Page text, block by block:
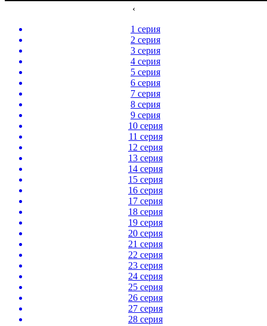
‹
1 серия
2 серия
3 серия
4 серия
5 серия
6 серия
7 серия
8 серия
9 серия
10 серия
11 серия
12 серия
13 серия
14 серия
15 серия
16 серия
17 серия
18 серия
19 серия
20 серия
21 серия
22 серия
23 серия
24 серия
25 серия
26 серия
27 серия
28 серия